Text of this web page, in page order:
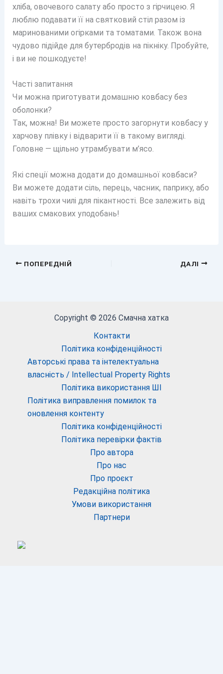
хліба, овочевого салату або просто з гірчицею. Я
люблю подавати її на святковий стіл разом із
маринованими огірками та томатами. Також вона
чудово підійде для бутербродів на пікніку. Пробуйте,
і ви не пошкодуєте!
Часті запитання
Чи можна приготувати домашню ковбасу без
оболонки?
Так, можна! Ви можете просто загорнути ковбасу у
харчову плівку і відварити її в такому вигляді.
Головне — щільно утрамбувати м’ясо.
Які спеції можна додати до домашньої ковбаси?
Ви можете додати сіль, перець, часник, паприку, або
навіть трохи чилі для пікантності. Все залежить від
ваших смакових уподобань!
ПОПЕРЕДНІЙ ДАЛІ
Copyright © 2026 Смачна хатка
Контакти
Політика конфіденційності
Авторські права та інтелектуальна
власність / Intellectual Property Rights
Політика використання ШІ
Політика виправлення помилок та
оновлення контенту
Політика конфіденційності
Політика перевірки фактів
Про автора
Про нас
Про проєкт
Редакційна політика
Умови використання
Партнери